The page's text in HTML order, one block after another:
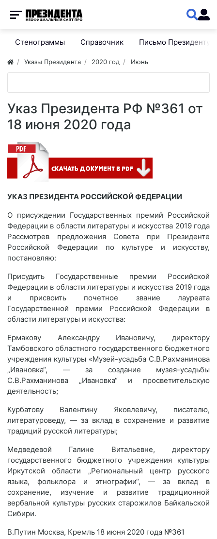
Стенограммы Справочник Письмо Президенту
Указы Президента 2020 год Июнь
Указ Президента РФ №361 от
18 июня 2020 года
УКАЗ ПРЕЗИДЕНТА РОССИЙСКОЙ ФЕДЕРАЦИИ
О присуждении Государственных премий Российской
Федерации в области литературы и искусства 2019 года
Рассмотрев предложения Совета при Президенте
Российской Федерации по культуре и искусству,
постановляю:
Присудить Государственные премии Российской
Федерации в области литературы и искусства 2019 года
и присвоить почетное звание лауреата
Государственной премии Российской Федерации в
области литературы и искусства:
Ермакову Александру Ивановичу, директору
Тамбовского областного государственного бюджетного
учреждения культуры «Музей-усадьба С.В.Рахманинова
„Ивановка“, — за создание музея-усадьбы
С.В.Рахманинова „Ивановка“ и просветительскую
деятельность;
Курбатову Валентину Яковлевичу, писателю,
литературоведу, — за вклад в сохранение и развитие
традиций русской литературы;
Медведевой Галине Витальевне, директору
государственного бюджетного учреждения культуры
Иркутской области „Региональный центр русского
языка, фольклора и этнографии“, — за вклад в
сохранение, изучение и развитие традиционной
вербальной культуры русских старожилов Байкальской
Сибири.
В.Путин Москва, Кремль 18 июня 2020 года №361